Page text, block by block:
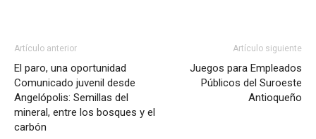
Artículo anterior
El paro, una oportunidad
Comunicado juvenil desde
Angelópolis: Semillas del
mineral, entre los bosques y el
carbón
Artículo siguiente
Juegos para Empleados
Públicos del Suroeste
Antioqueño